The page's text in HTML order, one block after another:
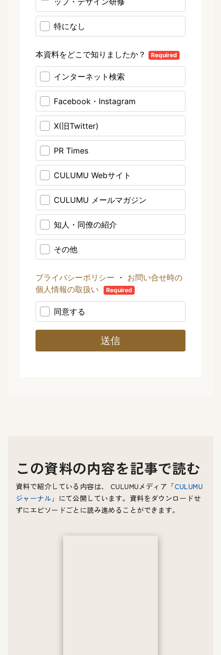
この資料の内容を記事で読む
資料で紹介している内容は、 CULUMUメディア「CULUMU
ジャーナル 」 にて公開しています。資料をダウンロードせ
ずにエピソードごとに読み進めることができます。